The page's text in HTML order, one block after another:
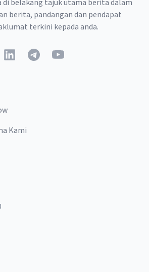
di belakang tajuk utama berita dalam
berita, pandangan dan pendapat
terkini kepada anda.
LinkedInTelegramYouTube
Kami